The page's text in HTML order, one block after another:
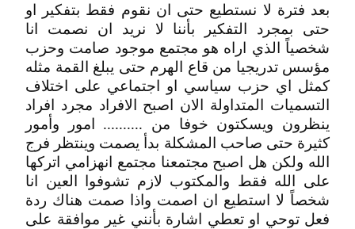
بعد فترة لا نستطيع حتى ان نقوم فقط بتفكير او
حتى بمجرد التفكير بأننا لا نريد ان نصمت انا
شخصياً الذي اراه هو مجتمع موجود صامت وحزب
مؤسس تدريجيا من قاع الهرم حتى يبلغ القمة مثله
كمثل اي حزب سياسي او اجتماعي على اختلاف
التسميات المتداولة الان اصبح الافراد مجرد افراد
ينظرون ويسكتون خوفا من .......... امور وأمور
كثيرة حتى صاحب المشكلة بدأ يصمت وينتظر فرج
الله ولكن هل اصبح مجتمعنا مجتمع انهزامي اتركها
على الله فقط والمكتوب لازم تشوفوا العين انا
شخصاً لا استطيع ان اصمت واذا صمت هناك ردة
فعل توحي او تعطي اشارة بأنني غير موافقة على